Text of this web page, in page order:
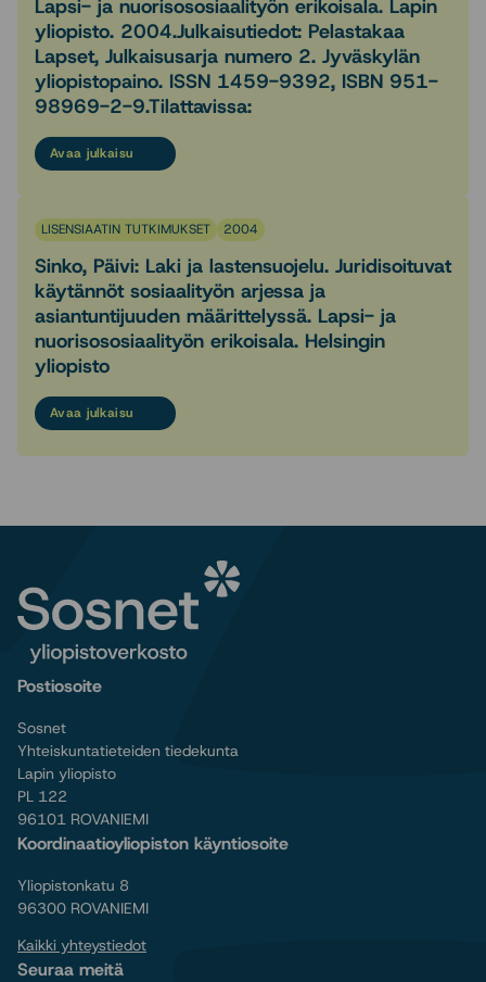
Lapsi- ja nuorisososiaalityön erikoisala. Lapin
yliopisto. 2004.Julkaisutiedot: Pelastakaa
Lapset, Julkaisusarja numero 2. Jyväskylän
yliopistopaino. ISSN 1459-9392, ISBN 951-
98969-2-9.Tilattavissa:
Avaa julkaisu
LISENSIAATIN TUTKIMUKSET 2004
Sinko, Päivi: Laki ja lastensuojelu. Juridisoituvat
käytännöt sosiaalityön arjessa ja
asiantuntijuuden määrittelyssä. Lapsi- ja
nuorisososiaalityön erikoisala. Helsingin
yliopisto
Avaa julkaisu
Postiosoite
Sosnet
Yhteiskuntatieteiden tiedekunta
Lapin yliopisto
PL 122
96101 ROVANIEMI
Koordinaatioyliopiston käyntiosoite
Yliopistonkatu 8
96300 ROVANIEMI
Kaikki yhteystiedot
Seuraa meitä